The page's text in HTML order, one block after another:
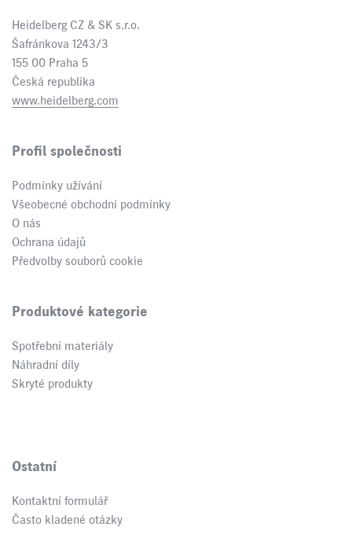
Heidelberg CZ & SK s.r.o.
Šafránkova 1243/3
155 00 Praha 5
Česká republika
www.heidelberg.com
Profil společnosti
Podmínky užívání
Všeobecné obchodní podmínky
O nás
Ochrana údajů
Předvolby souborů cookie
Produktové kategorie
Spotřební materiály
Náhradní díly
Skryté produkty
Ostatní
Kontaktní formulář
Často kladené otázky